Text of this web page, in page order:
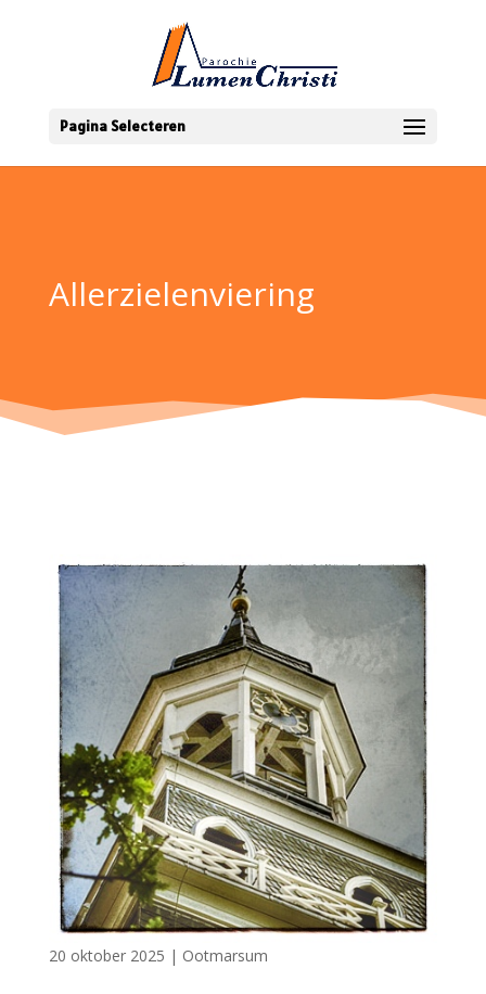
Pagina Selecteren
Allerzielenviering
20 oktober 2025 | Ootmarsum